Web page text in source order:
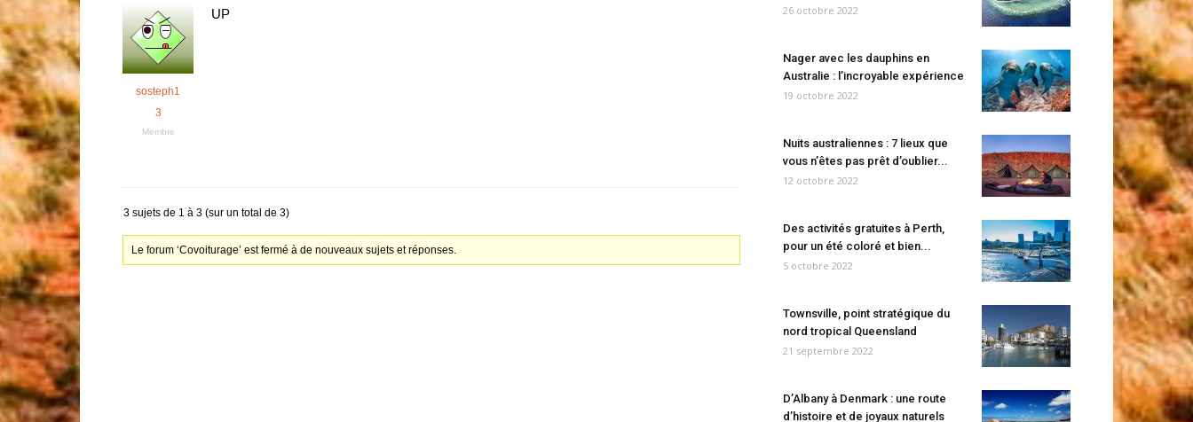
sosteph1
3
Membre
UP
3 sujets de 1 à 3 (sur un total de 3)
Le forum ‘Covoiturage’ est fermé à de nouveaux sujets et réponses.
26 octobre 2022
Nager avec les dauphins en
Australie : l’incroyable expérience
19 octobre 2022
Nuits australiennes : 7 lieux que
vous n’êtes pas prêt d’oublier...
12 octobre 2022
Des activités gratuites à Perth,
pour un été coloré et bien...
5 octobre 2022
Townsville, point stratégique du
nord tropical Queensland
21 septembre 2022
D’Albany à Denmark : une route
d’histoire et de joyaux naturels